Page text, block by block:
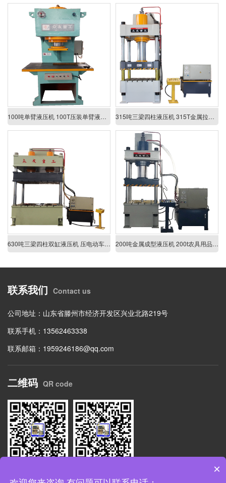
100吨单臂液压机 100T压装单臂液压机 315吨三梁四柱液压机 315T金属拉伸成型三梁四柱液压机
630吨三梁四柱双缸液压机 压电动车液压机 630t金属拉伸成型液压机 200吨金属成型液压机 200t农具用品拉伸成型四柱液压机
联系我们 Contact us
公司地址：山东省滕州市经济开发区兴业北路219号
联系手机：13562463338
联系邮箱：1959246186@qq.com
二维码 QR code
×